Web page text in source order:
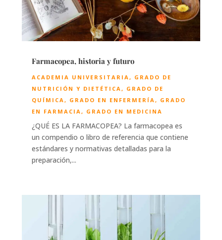
Farmacopea, historia y futuro
ACADEMIA UNIVERSITARIA , GRADO DE
NUTRICIÓN Y DIETÉTICA , GRADO DE
QUÍMICA , GRADO EN ENFERMERÍA , GRADO
EN FARMACIA , GRADO EN MEDICINA
¿QUÉ ES LA FARMACOPEA? La farmacopea es
un compendio o libro de referencia que contiene
estándares y normativas detalladas para la
preparación,...